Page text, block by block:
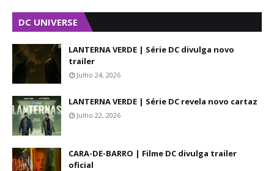
DC UNIVERSE
LANTERNA VERDE | Série DC divulga novo
trailer
Julho 24, 2026
LANTERNA VERDE | Série DC revela novo cartaz
Julho 22, 2026
CARA-DE-BARRO | Filme DC divulga trailer
oficial